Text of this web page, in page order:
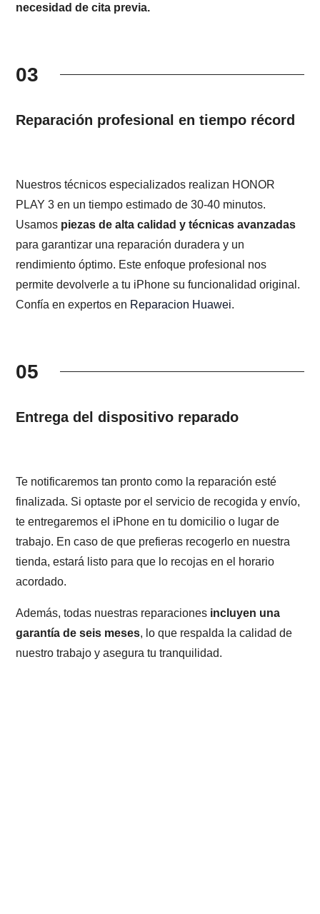
necesidad de cita previa.
03
Reparación profesional en tiempo récord
Nuestros técnicos especializados realizan HONOR
PLAY 3 en un tiempo estimado de 30-40 minutos.
Usamos piezas de alta calidad y técnicas avanzadas
para garantizar una reparación duradera y un
rendimiento óptimo. Este enfoque profesional nos
permite devolverle a tu iPhone su funcionalidad original.
Confía en expertos en Reparacion Huawei.
05
Entrega del dispositivo reparado
Te notificaremos tan pronto como la reparación esté
finalizada. Si optaste por el servicio de recogida y envío,
te entregaremos el iPhone en tu domicilio o lugar de
trabajo. En caso de que prefieras recogerlo en nuestra
tienda, estará listo para que lo recojas en el horario
acordado.
Además, todas nuestras reparaciones incluyen una
garantía de seis meses, lo que respalda la calidad de
nuestro trabajo y asegura tu tranquilidad.